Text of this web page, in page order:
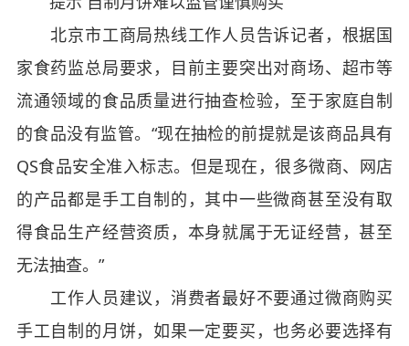
北京市工商局热线工作人员告诉记者，根据国
家食药监总局要求，目前主要突出对商场、超市等
流通领域的食品质量进行抽查检验，至于家庭自制
的食品没有监管。“现在抽检的前提就是该商品具有
QS食品安全准入标志。但是现在，很多微商、网店
的产品都是手工自制的，其中一些微商甚至没有取
得食品生产经营资质，本身就属于无证经营，甚至
无法抽查。”
工作人员建议，消费者最好不要通过微商购买
手工自制的月饼，如果一定要买，也务必要选择有